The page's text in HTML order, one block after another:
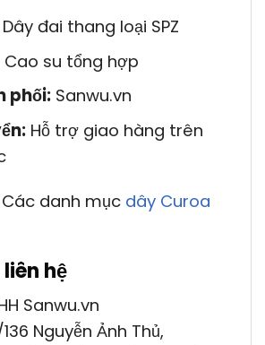
Dây đai thang loại SPZ
Cao su tổng hợp
phối:Sanwu.vn
Hỗ trợ giao hàng trên
Các danh mục dây Curoa
hệ
Sanwu.vn
Nguyễn Ảnh Thủ,